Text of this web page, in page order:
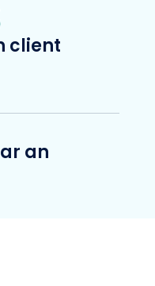
client
an